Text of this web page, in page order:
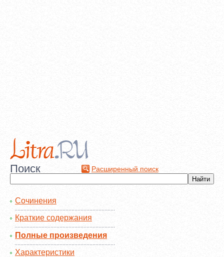
Поиск Расширенный поиск
Сочинения
Краткие содержания
Полные произведения
Характеристики